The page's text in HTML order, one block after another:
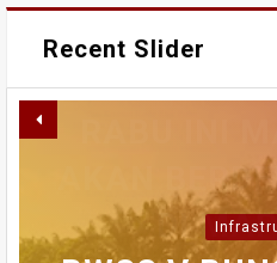
Recent Slider
PERBAIKAN
AICCON
RABU INI
AKAN
DI
WAKO
TERIMA TIM